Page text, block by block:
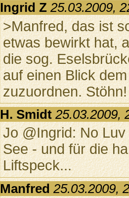
Ingrid Z 25.03.2009,
>Manfred, das ist
etwas bewirkt hat,
die sog.
auf einen Blick
zuzuordnen. Stöhn!
H. Smidt 25.03.2009,
Jo @Ingrid: No
See - und für die
Liftspeck...
Manfred 25.03.2009,